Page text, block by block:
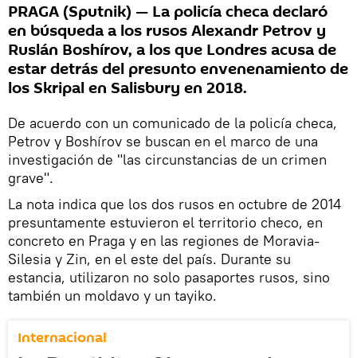
PRAGA (Sputnik) — La policía checa declaró
en búsqueda a los rusos Alexandr Petrov y
Ruslán Boshírov, a los que Londres acusa de
estar detrás del presunto envenenamiento de
los Skripal en Salisbury en 2018.
De acuerdo con un comunicado de la policía checa,
Petrov y Boshírov se buscan en el marco de una
investigación de "las circunstancias de un crimen
grave".
La nota indica que los dos rusos en octubre de 2014
presuntamente estuvieron el territorio checo, en
concreto en Praga y en las regiones de Moravia-
Silesia y Zin, en el este del país. Durante su
estancia, utilizaron no solo pasaportes rusos, sino
también un moldavo y un tayiko.
Internacional